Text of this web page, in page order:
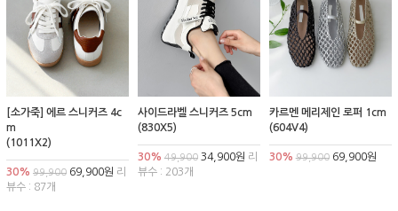
[소가죽] 에르 스니커즈 4c
m
(1011X2)
30% 99,900 69,900원 리
뷰수 : 87개
사이드라벨 스니커즈 5cm
(830X5)
30% 49,90034,900원 리
뷰수 : 203개
카르멘 메리제인 로퍼 1cm
(604V4)
30% 99,90069,900원